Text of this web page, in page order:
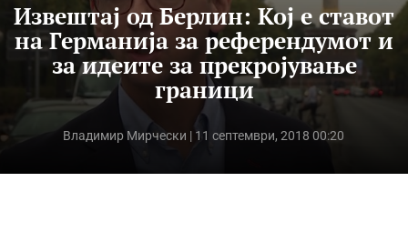
Извештај од Берлин: Кој е ставот
на Германија за референдумот и
за идеите за прекројување
граници
Владимир Мирчески | 11 септември, 2018 00:20